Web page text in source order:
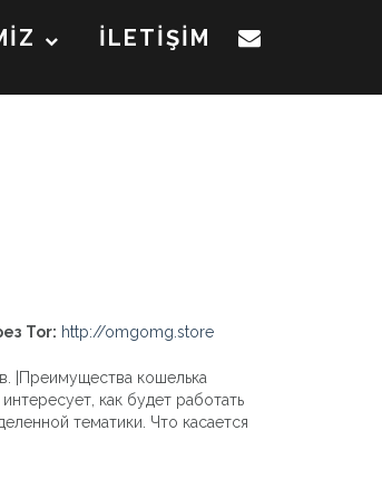
İLETİŞİM
Tor: http://omgomg.store
|Преимущества кошелька
как будет работать
тематики. Что касается